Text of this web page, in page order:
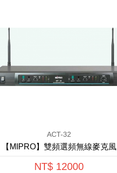
ACT-32
【MIPRO】雙頻選頻無線麥克風
NT$ 12000